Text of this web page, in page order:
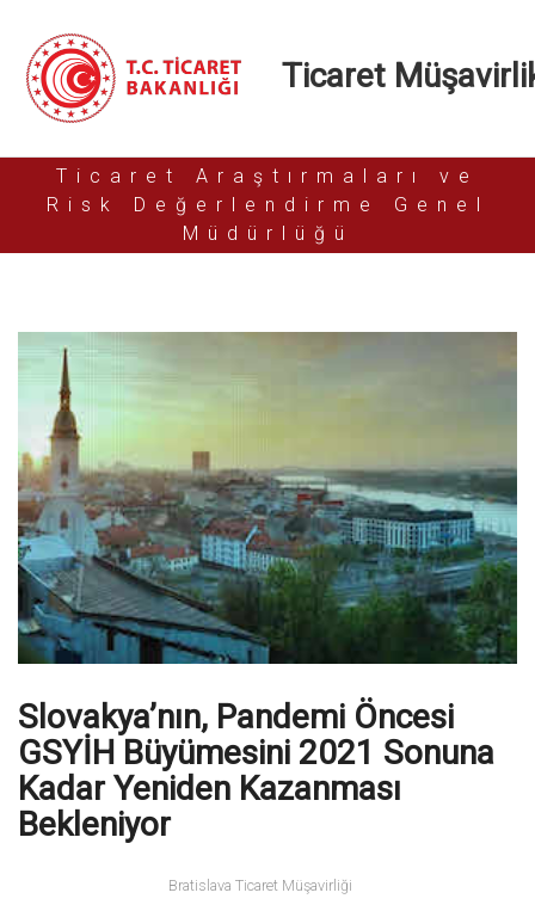
Ticaret
Ticaret Araştırmaları ve
Risk Değerlendirme Genel
Müdürlüğü
Slovakya’nın, Pandemi Öncesi
GSYİH Büyümesini 2021 Sonuna
Kadar Yeniden Kazanması
Bekleniyor
Bratislava Ticaret Müşavirliği